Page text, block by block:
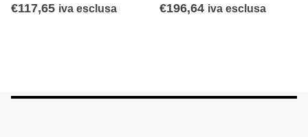
€117,65 iva esclusa €196,64 iva esclusa